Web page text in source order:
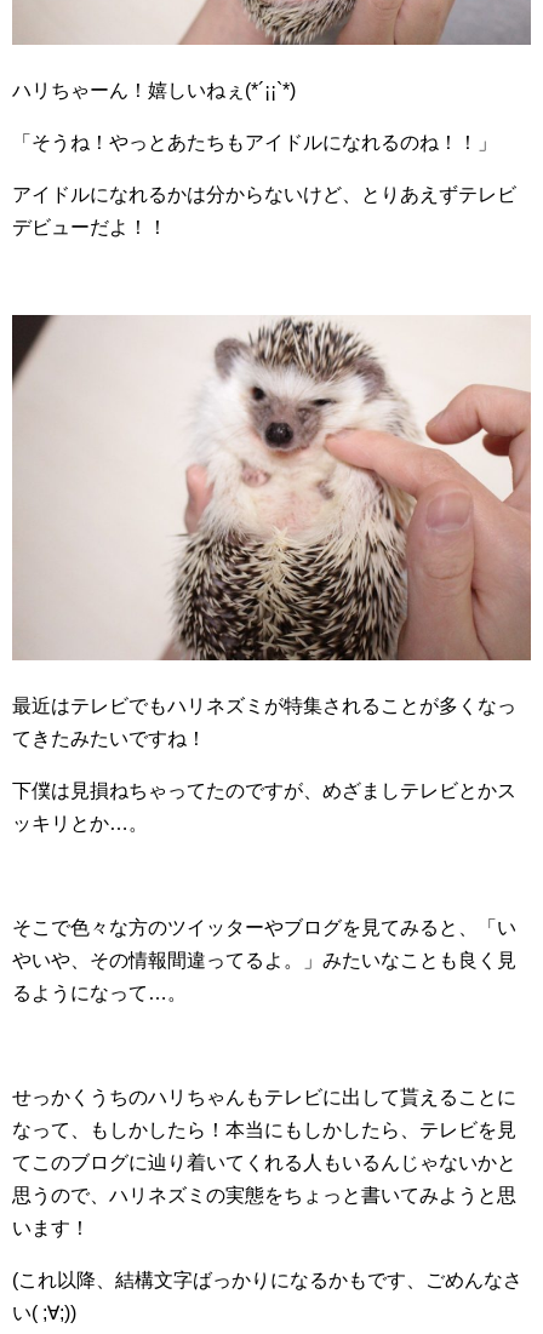
ハリちゃーん！嬉しいねぇ(*´¡¡`*)
「そうね！やっとあたちもアイドルになれるのね！！」
アイドルになれるかは分からないけど、とりあえずテレビ
デビューだよ！！
最近はテレビでもハリネズミが特集されることが多くなっ
てきたみたいですね！
下僕は見損ねちゃってたのですが、めざましテレビとかス
ッキリとか…。
そこで色々な方のツイッターやブログを見てみると、「い
やいや、その情報間違ってるよ。」みたいなことも良く見
るようになって…。
せっかくうちのハリちゃんもテレビに出して貰えることに
なって、もしかしたら！本当にもしかしたら、テレビを見
てこのブログに辿り着いてくれる人もいるんじゃないかと
思うので、ハリネズミの実態をちょっと書いてみようと思
います！
(これ以降、結構文字ばっかりになるかもです、ごめんなさ
い( ;∀;))